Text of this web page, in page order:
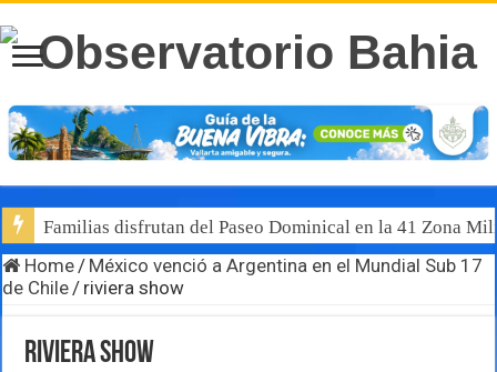
Familias disfrutan del Paseo Dominical en la 41 Zona
Home/ México venció a Argentina en el Mundial Sub 17
de Chile/ riviera show
riviera show